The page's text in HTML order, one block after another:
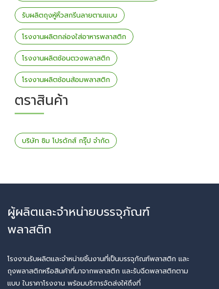
รับผลิตถุงหู้หิ้วสกรีนลายตามแบบ
โรงงานผลิตกล่องใส่อาหารพลาสติก
โรงงานผลิตช้อนตวงพลาสติก
โรงงานผลิตช้อนส้อมพลาสติก
ตราสินค้า
บริษัท ซิม โปรดักส์ กรุ๊ป จำกัด
ผู้ผลิตและจำหน่ายบรรจุภัณฑ์
พลาสติก
โรงงานรับผลิตและจำหน่ายชิ้นงานที่เป็นบรรจุภัณฑ์พลาสติก และ
ถุงพลาสติกหรือสินค้าที่มาจากพลาสติก และรับฉีดพลาสติกตาม
แบบ ในราคาโรงงาน พร้อมบริการจัดส่งให้ถึงที่